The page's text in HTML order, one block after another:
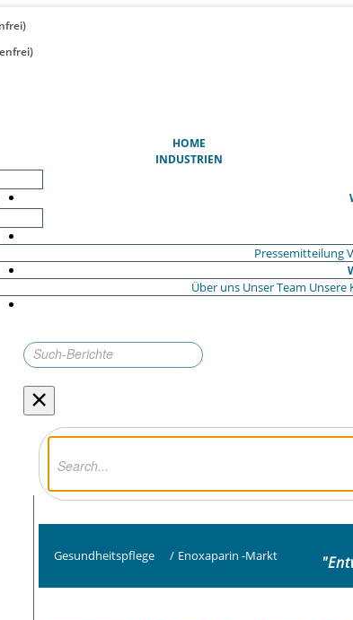
HOME
INDUSTRIEN
Pressemitteilung
Über uns Unser Team Unsere
×
Gesundheitspflege / Enoxaparin -Markt